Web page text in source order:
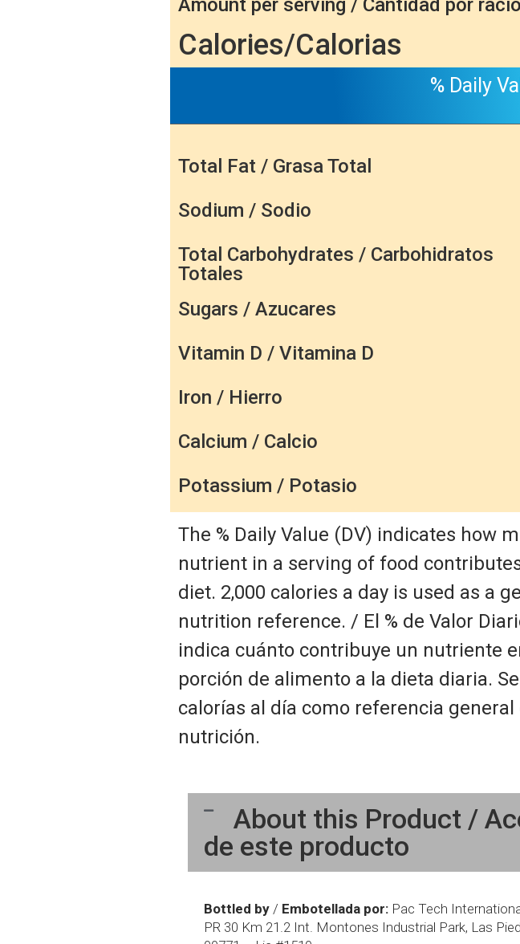
Amount per serving / Cantidad por
Calories/Calorias
% Daily
Total Fat / Grasa Total
Sodium / Sodio
Total Carbohydrates / Carbohidratos
Totales
Sugars / Azucares
Vitamin D / Vitamina D
Iron / Hierro
Calcium / Calcio
Potassium / Potasio
The % Daily Value (DV) indicates how
nutrient in a serving of food
diet. 2,000 calories a day is used as a
nutrition reference. / El % de Valor
indica cuánto contribuye un nutriente
porción de alimento a la dieta diaria.
calorías al día como referencia general
nutrición.
About this Product /
de este producto
Bottled by/ Embotellada por:Pac Tech
PR 30 Km 21.2 Int. Montones Industrial Park, Las